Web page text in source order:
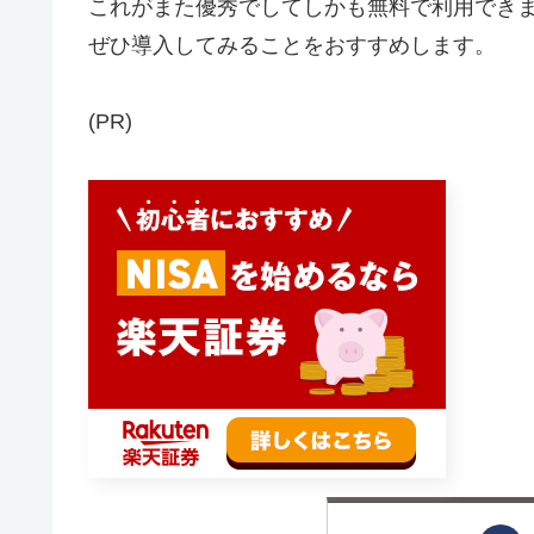
これがまた優秀でしてしかも無料で利用でき
ぜひ導入してみることをおすすめします。
(PR)